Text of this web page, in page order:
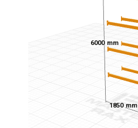
6000 mm
1850 mm